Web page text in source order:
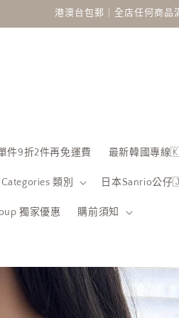
港澳台包郵｜全店任何商品
件9折2件再免運費 最新韓國專
Categories 類別 日本Sanrio公
獨家優惠 購前須知